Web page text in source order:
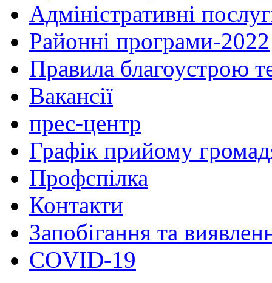
Адміністративні
Районні програми-2022
Правила благоустрою
Вакансії
прес-центр
Графік прийому
Профспілка
Контакти
Запобігання та
COVID-19